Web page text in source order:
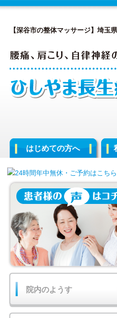
【深谷市の整体マッサージ】埼玉
はじめての方へ
院内のようす